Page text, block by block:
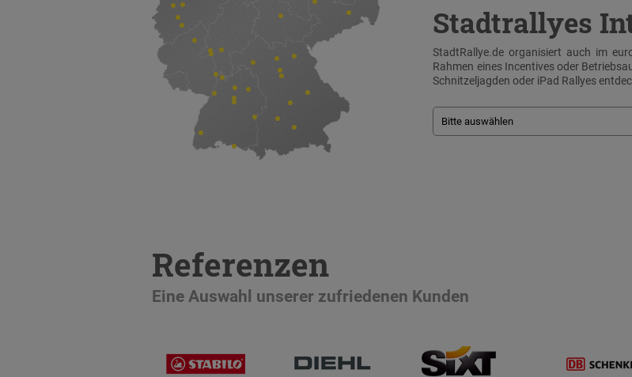
Stadtrallyes
StadtRallye.de organisiert auch im
Rahmen eines Incentives oder
Schnitzeljagden oder iPad Rallyes
Referenzen
Eine Auswahl unserer zufriedenen Kunden